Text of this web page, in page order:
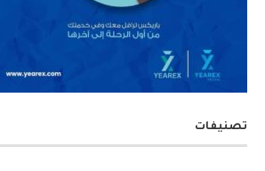
تصنيفات